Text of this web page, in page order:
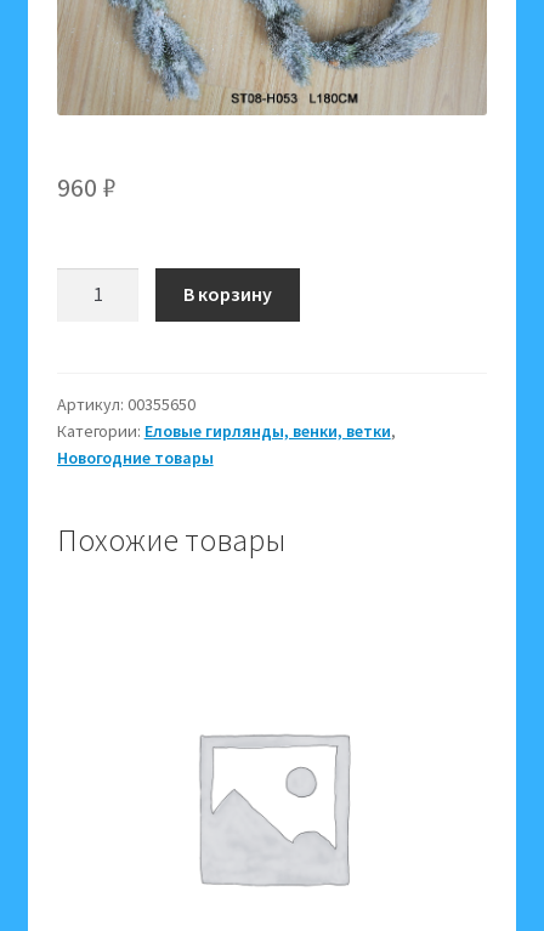
960 ₽
180
см
в
В корзину
Артикул: 00355650
Категории: Еловые гирлянды, венки, ветки,
Новогодние товары
Похожие товары